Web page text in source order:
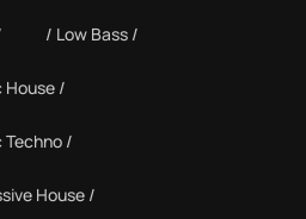
Low Bass
House
Techno
House